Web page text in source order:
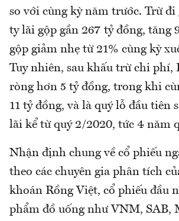
so với cùng kỳ năm trước. Trừ đi
ty lãi gộp gần 267 tỷ đồng, tăng
gộp giảm nhẹ từ 21% cùng kỳ
Tuy nhiên, sau khấu trừ chi phí,
ròng hơn 5 tỷ đồng, trong khi
11 tỷ đồng, và là quý lỗ đầu tiên
lãi kể từ quý 2/2020, tức 4 năm
Nhận định chung về cổ phiếu
theo các chuyên gia phân tích
khoán Rồng Việt, cổ phiếu đầu
phẩm đồ uống như VNM, SAB,